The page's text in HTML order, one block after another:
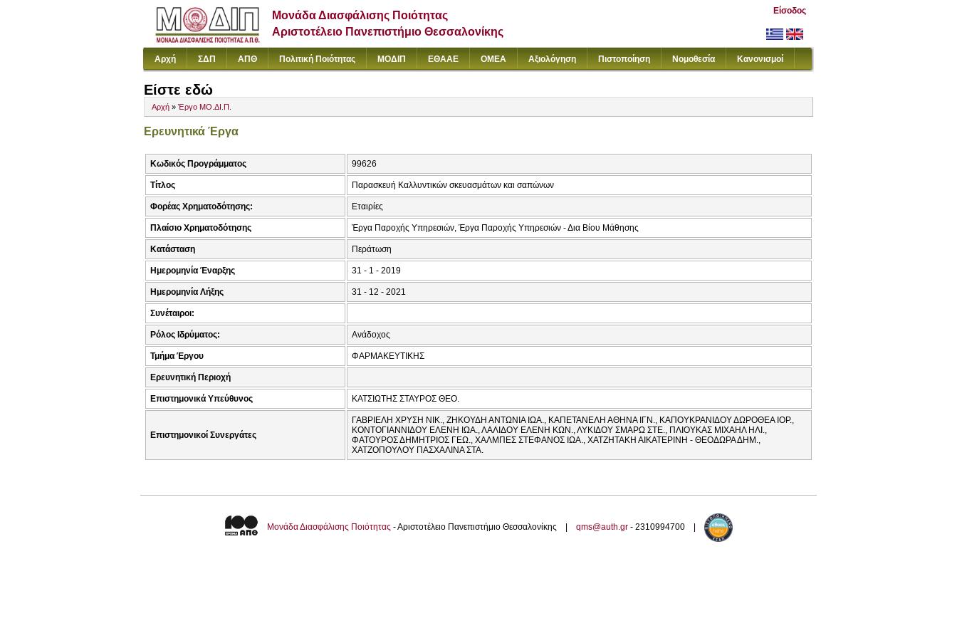
Μονάδα Διασφάλισης Ποιότητας
Αριστοτέλειο Πανεπιστήμιο Θεσσαλονίκης
Είσοδος
Αρχή ΣΔΠ ΑΠΘ Πολιτική Ποιότητας ΜΟΔΙΠ ΕΘΑΑΕ ΟΜΕΑ Αξιολόγηση Πιστοποίηση Νομοθεσία Κανονισμοί
Είστε εδώ
Αρχή » Έργο ΜΟ.ΔΙ.Π.
Ερευνητικά Έργα
Κωδικός Προγράμματος 99626
Τίτλος Παρασκευή Καλλυντικών σκευασμάτων και σαπώνων
Φορέας Χρηματοδότησης: Εταιρίες
Πλαίσιο Χρηματοδότησης Έργα Παροχής Υπηρεσιών, Έργα Παροχής Υπηρεσιών - Δια Βίου Μάθησης
Κατάσταση Περάτωση
Ημερομηνία Έναρξης 31 - 1 - 2019
Ημερομηνία Λήξης 31 - 12 - 2021
Συνέταιροι:
Ρόλος Ιδρύματος: Ανάδοχος
Τμήμα Έργου ΦΑΡΜΑΚΕΥΤΙΚΗΣ
Ερευνητική Περιοχή
Επιστημονικά Υπεύθυνος ΚΑΤΣΙΩΤΗΣ ΣΤΑΥΡΟΣ ΘΕΟ.
Επιστημονικοί Συνεργάτες
ΓΑΒΡΙΕΛΗ ΧΡΥΣΗ ΝΙΚ., ΖΗΚΟΥΔΗ ΑΝΤΩΝΙΑ ΙΩΑ., ΚΑΠΕΤΑΝΕΛΗ ΑΘΗΝΑ ΙΓΝ., ΚΑΠΟΥΚΡΑΝΙΔΟΥ ΔΩΡΟΘΕΑ ΙΟΡ.,
ΚΟΝΤΟΓΙΑΝΝΙΔΟΥ ΕΛΕΝΗ ΙΩΑ., ΛΑΛΙΔΟΥ ΕΛΕΝΗ ΚΩΝ., ΛΥΚΙΔΟΥ ΣΜΑΡΩ ΣΤΕ., ΠΛΙΟΥΚΑΣ ΜΙΧΑΗΛ ΗΛΙ.,
ΦΑΤΟΥΡΟΣ ΔΗΜΗΤΡΙΟΣ ΓΕΩ., ΧΑΛΜΠΕΣ ΣΤΕΦΑΝΟΣ ΙΩΑ., ΧΑΤΖΗΤΑΚΗ ΑΙΚΑΤΕΡΙΝΗ - ΘΕΟΔΩΡΑ ΔΗΜ.,
ΧΑΤΖΟΠΟΥΛΟΥ ΠΑΣΧΑΛΙΝΑ ΣΤΑ.
Μονάδα Διασφάλισης Ποιότητας - Αριστοτέλειο Πανεπιστήμιο Θεσσαλονίκης | qms@auth.gr - 2310994700 |